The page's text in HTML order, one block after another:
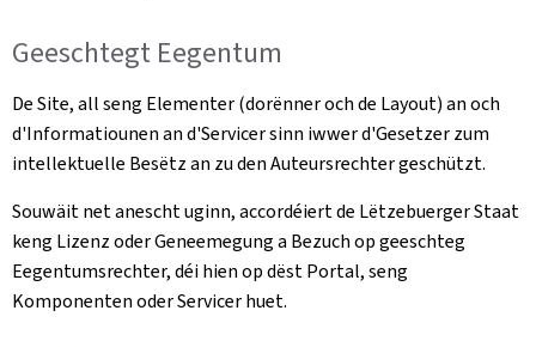
Geeschtegt Eegentum
De Site, all seng Elementer (dorënner och de Layout) an och
d'Informatiounen an d'Servicer sinn iwwer d'Gesetzer zum
intellektuelle Besëtz an zu den Auteursrechter geschützt.
Souwäit net anescht uginn, accordéiert de Lëtzebuerger Staat
keng Lizenz oder Geneemegung a Bezuch op geeschteg
Eegentumsrechter, déi hien op dëst Portal, seng
Komponenten oder Servicer huet.